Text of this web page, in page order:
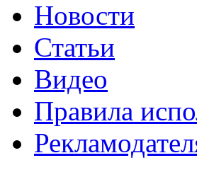
Новости
Статьи
Видео
Правила